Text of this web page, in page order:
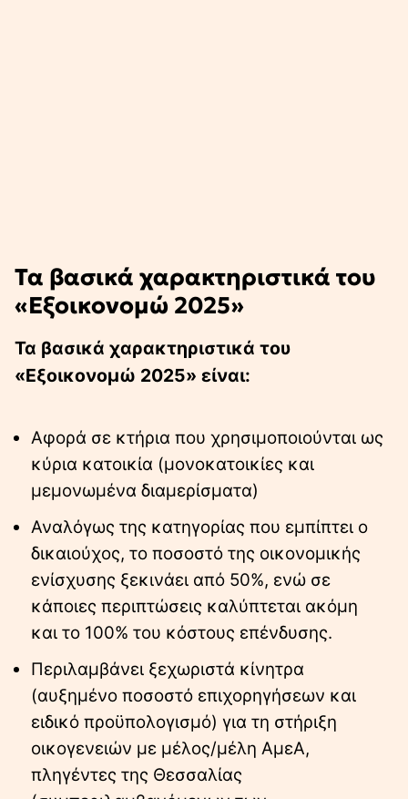
Τα βασικά χαρακτηριστικά του
«Εξοικονομώ 2025»
Τα βασικά χαρακτηριστικά του
«Εξοικονομώ 2025» είναι:
Αφορά σε κτήρια που χρησιμοποιούνται ως
κύρια κατοικία (μονοκατοικίες και
μεμονωμένα διαμερίσματα)
Αναλόγως της κατηγορίας που εμπίπτει ο
δικαιούχος, το ποσοστό της οικονομικής
ενίσχυσης ξεκινάει από 50%, ενώ σε
κάποιες περιπτώσεις καλύπτεται ακόμη
και το 100% του κόστους επένδυσης.
Περιλαμβάνει ξεχωριστά κίνητρα
(αυξημένο ποσοστό επιχορηγήσεων και
ειδικό προϋπολογισμό) για τη στήριξη
οικογενειών με μέλος/μέλη ΑμεΑ,
πληγέντες της Θεσσαλίας